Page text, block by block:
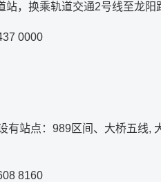
，换乘轨道交通2号线至龙阳
0000
有站点：989区间、大桥五线,
8160